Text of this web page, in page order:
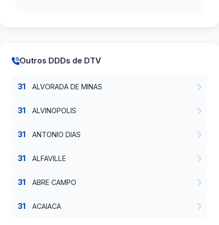
Outros DDDs de DTV
31 ALVORADA DE MINAS
31 ALVINOPOLIS
31 ANTONIO DIAS
31 ALFAVILLE
31 ABRE CAMPO
31 ACAIACA